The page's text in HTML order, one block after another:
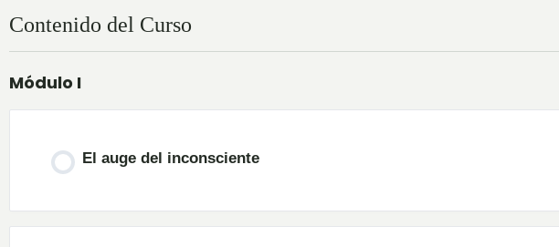
Contenido del Curso
Módulo I
El auge del inconsciente